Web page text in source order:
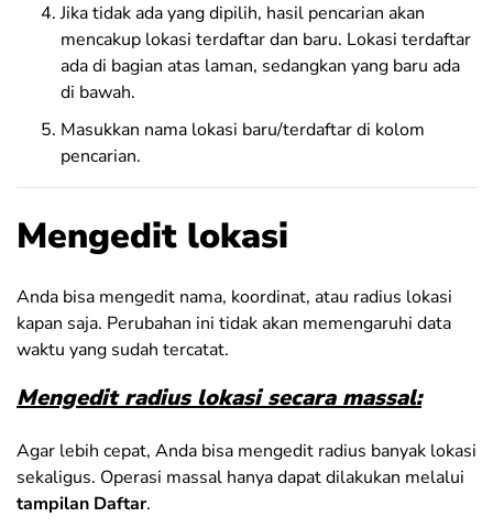
Jika tidak ada yang dipilih, hasil pencarian akan
mencakup lokasi terdaftar dan baru. Lokasi terdaftar
ada di bagian atas laman, sedangkan yang baru ada
di bawah.
Masukkan nama lokasi baru/terdaftar di kolom
pencarian.
Mengedit lokasi
Anda bisa mengedit nama, koordinat, atau radius lokasi
kapan saja. Perubahan ini tidak akan memengaruhi data
waktu yang sudah tercatat.
Mengedit radius lokasi secara massal:
Agar lebih cepat, Anda bisa mengedit radius banyak lokasi
sekaligus. Operasi massal hanya dapat dilakukan melalui
tampilan Daftar.